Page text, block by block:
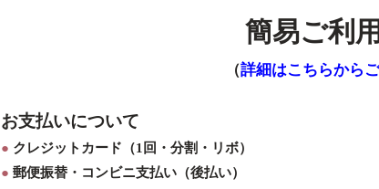
簡易ご利
（詳細はこちらから
お支払いについて
● クレジットカード（1回・分割・リボ）
● 郵便振替・コンビニ支払い（後払い）